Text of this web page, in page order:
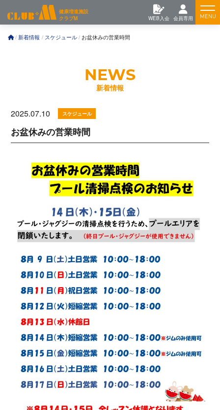
テ
健康増進施設
クラブM
WEB入会 会員専用
Feature
Training
新着情報 スケジュール お盆休みの営業時間
新着情報
2025.07.10 スケジュール
お盆休みの営業時間